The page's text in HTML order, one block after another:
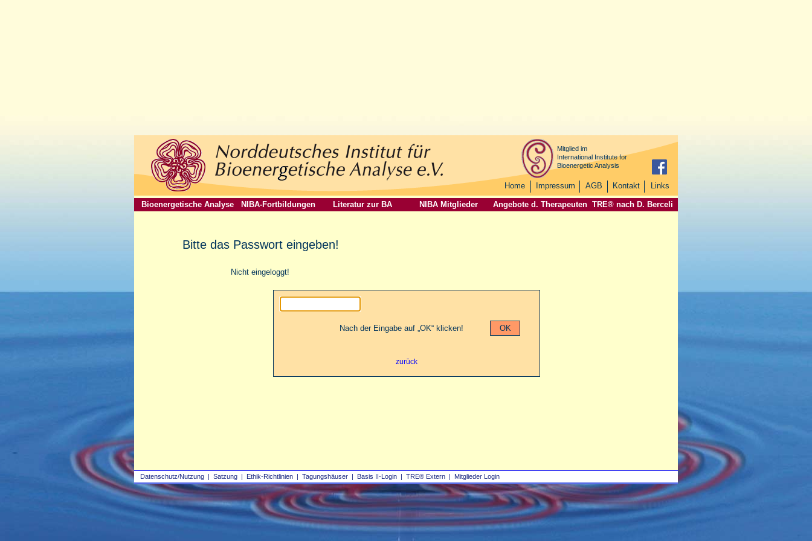
Datenschutz/Nutzung | Satzung | Ethik-Richtlinien | Tagungshäuser | Basis II‑Login | TRE® Extern | Mitglieder Login
Mitglied im
International Institute for
Bioenergetic Analysis
Home Impressum AGB Kontakt Links
Bioenergetische Analyse NIBA-Fortbildungen Literatur zur BA NIBA Mitglieder Angebote d. Therapeuten TRE® nach D. Berceli
Bitte das Passwort eingeben!
Nicht eingeloggt!
Nach der Eingabe auf „OK“ klicken!
zurück